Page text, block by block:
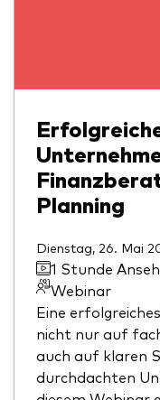
Planning
Dienstag, 26. Mai
1 Stunde
Webinar
Eine
nicht nur auf
auch auf klaren
durchdachten